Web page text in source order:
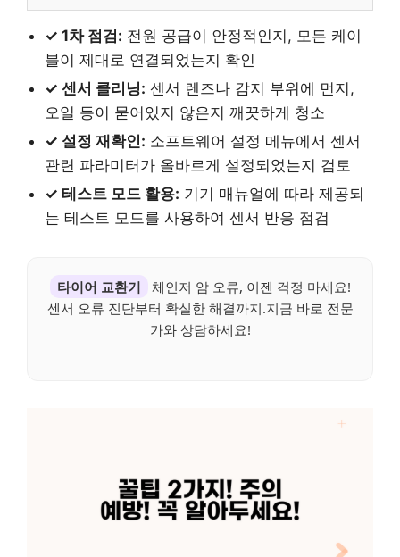
✓ 1차 점검: 전원 공급이 안정적인지, 모든 케이
블이 제대로 연결되었는지 확인
✓ 센서 클리닝: 센서 렌즈나 감지 부위에 먼지,
오일 등이 묻어있지 않은지 깨끗하게 청소
✓ 설정 재확인: 소프트웨어 설정 메뉴에서 센서
관련 파라미터가 올바르게 설정되었는지 검토
✓ 테스트 모드 활용: 기기 매뉴얼에 따라 제공되
는 테스트 모드를 사용하여 센서 반응 점검
타이어 교환기
체인저 암 오류, 이젠 걱정 마세요!
센서 오류 진단부터 확실한 해결까지.지금 바로 전문
가와 상담하세요!